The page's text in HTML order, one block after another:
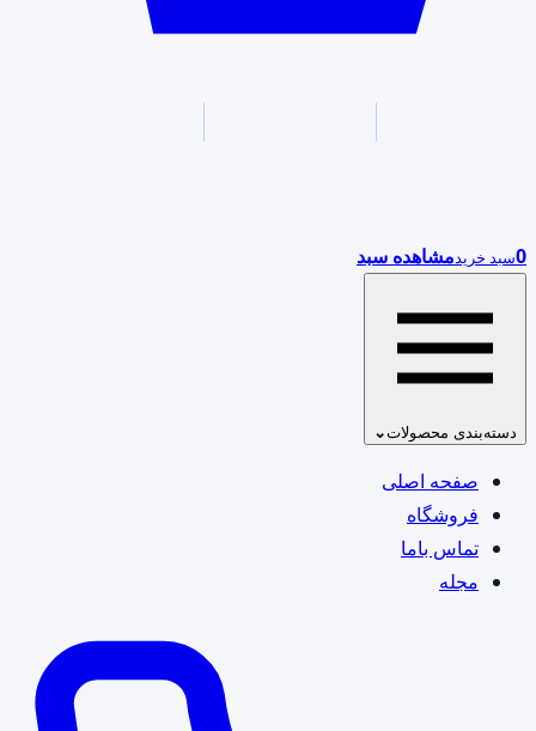
0سبد خریدمشاهده سبد
دسته‌بندی محصولات⌄
صفحه اصلی
فروشگاه
تماس باما
مجله